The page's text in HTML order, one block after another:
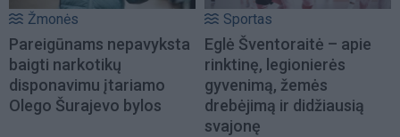
Žmonės
Pareigūnams nepavyksta
baigti narkotikų
disponavimu įtariamo
Olego Šurajevo bylos
Sportas
Eglė Šventoraitė – apie
rinktinę, legionierės
gyvenimą, žemės
drebėjimą ir didžiausią
svajonę